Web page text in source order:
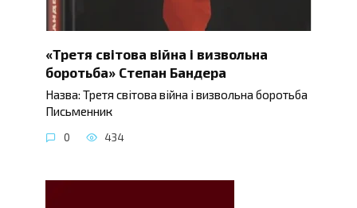
«Третя світова війна і визвольна
боротьба» Степан Бандера
Назва: Третя світова війна і визвольна боротьба
Письменник
0 434